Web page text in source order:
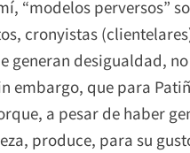
“modelos perversos”
cronyistas
generan desigualdad,
que para
a pesar de haber
produce, para su